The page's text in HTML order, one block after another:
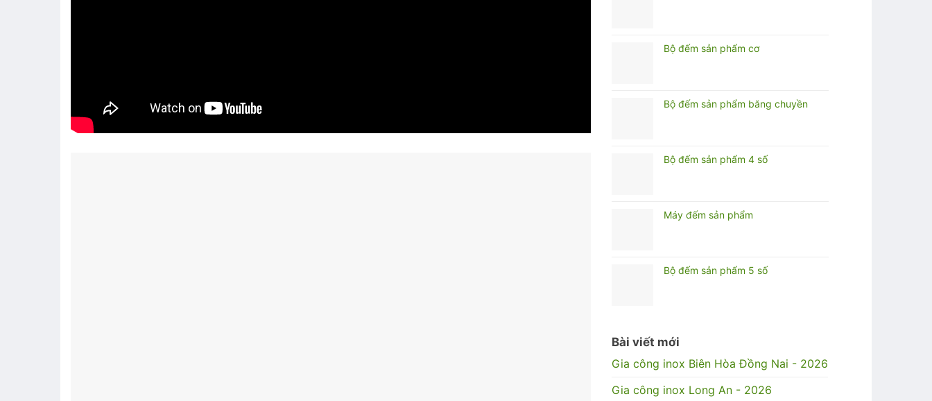
Bộ đếm sản phẩm cơ
Bộ đếm sản phẩm băng chuyền
Bộ đếm sản phẩm 4 số
Máy đếm sản phẩm
Bộ đếm sản phẩm 5 số
Bài viết mới
Gia công inox Biên Hòa Đồng Nai - 2026
Gia công inox Long An - 2026